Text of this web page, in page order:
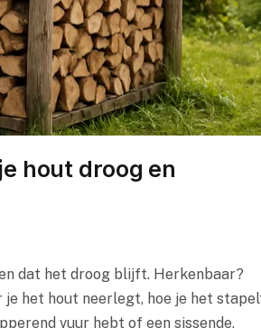
hout droog en
dat het droog blijft. Herkenbaar?
je het hout neerlegt, hoe je het
vuur hebt of een sissende,